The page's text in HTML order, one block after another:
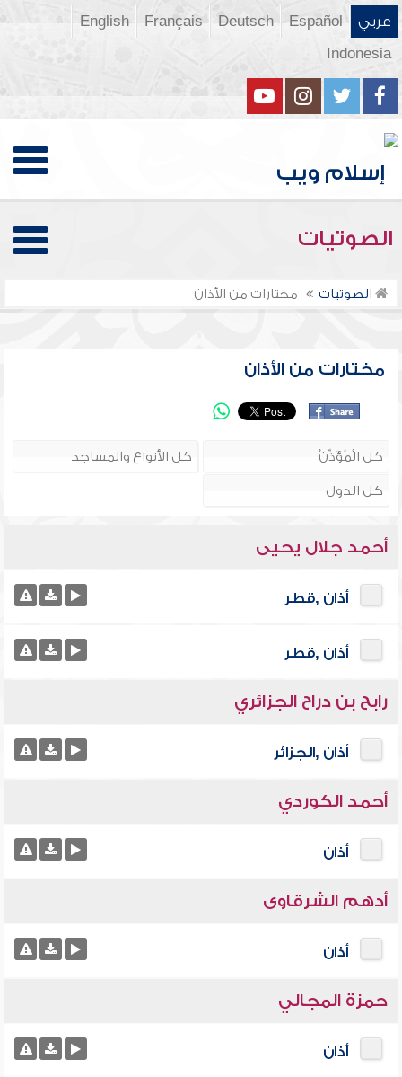
عربي Español
Deutsch
Français
English
Indonesia
الصوتيات
الصوتيات مختارات من الأذان
مختارات من الأذان
أحمد جلال يحيى
أذان ,قطر
أذان ,قطر
رابح بن دراح الجزائري
أذان ,الجزائر
أحمد الكوردي
أذان
أدهم الشرقاوى
أذان
حمزة المجالي
أذان